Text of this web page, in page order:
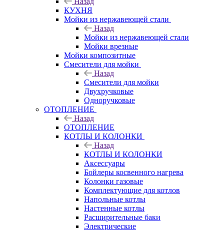
КУХНЯ
Мойки из нержавеющей стали
Назад
Мойки из нержавеющей стали
Мойки врезные
Мойки композитные
Смесители для мойки
Назад
Смесители для мойки
Двухручковые
Одноручковые
ОТОПЛЕНИЕ
Назад
ОТОПЛЕНИЕ
КОТЛЫ И КОЛОНКИ
Назад
КОТЛЫ И КОЛОНКИ
Аксессуары
Бойлеры косвенного нагрева
Колонки газовые
Комплектующие для котлов
Напольные котлы
Настенные котлы
Расширительные баки
Электрические